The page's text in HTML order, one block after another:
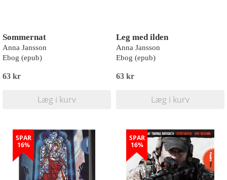
Sommernat
Anna Jansson
Ebog (epub)
63 kr
Læg i kurv
Leg med ilden
Anna Jansson
Ebog (epub)
63 kr
Læg i kurv
SPAR
16%
SPAR
16%